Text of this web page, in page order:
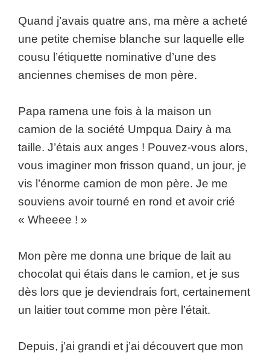
Quand j’avais quatre ans, ma mère a acheté
une petite chemise blanche sur laquelle elle
cousu l’étiquette nominative d’une des
anciennes chemises de mon père.
Papa ramena une fois à la maison un
camion de la société Umpqua Dairy à ma
taille. J’étais aux anges ! Pouvez-vous alors,
vous imaginer mon frisson quand, un jour, je
vis l’énorme camion de mon père. Je me
souviens avoir tourné en rond et avoir crié
« Wheeee ! »
Mon père me donna une brique de lait au
chocolat qui étais dans le camion, et je sus
dès lors que je deviendrais fort, certainement
un laitier tout comme mon père l’était.
Depuis, j’ai grandi et j’ai découvert que mon